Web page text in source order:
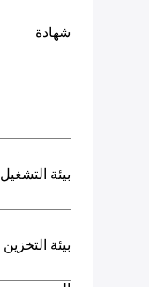
شهادة
بيئة التشغيل
بيئة التخزين